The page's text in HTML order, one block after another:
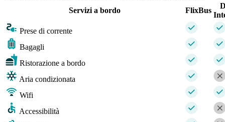
Servizi a bordo
FlixBus
Prese di corrente
Bagagli
Ristorazione a bordo
Aria condizionata
Wifi
Accessibilità